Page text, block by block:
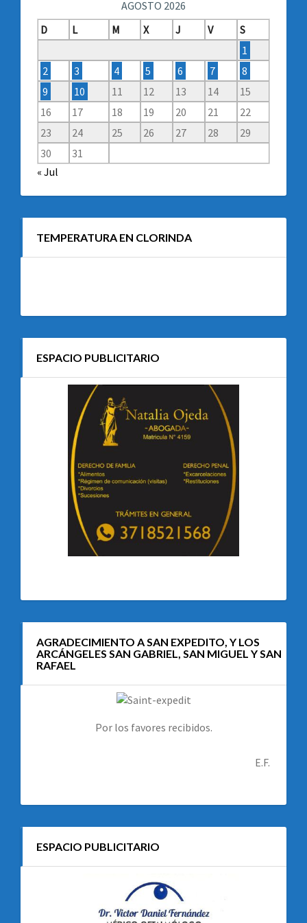
AGOSTO 2026
D
L M X J V
S
1
2
3 4 5 6 7
8
9
10 11 12 13 14
15
16
17 18 19 20 21
22
23
24 25 26 27 28
29
30
31
« Jul
TEMPERATURA EN CLORINDA
ESPACIO PUBLICITARIO
AGRADECIMIENTO A SAN EXPEDITO, Y LOS
ARCÁNGELES SAN GABRIEL, SAN MIGUEL Y SAN
RAFAEL
Por los favores recibidos.
E.F.
ESPACIO PUBLICITARIO